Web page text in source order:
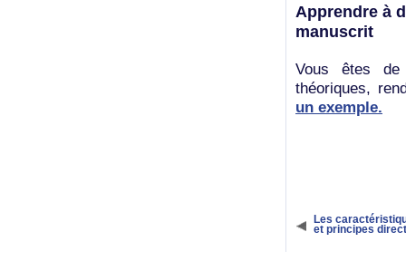
Apprendre à
manuscrit
Vous êtes
théoriques,
un exemple.
Les
et principes